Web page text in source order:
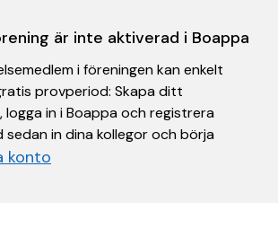
är inte aktiverad i Boappa
i föreningen kan enkelt
provperiod: Skapa ditt
in i Boappa och registrera
sedan in dina kollegor och börja
konto